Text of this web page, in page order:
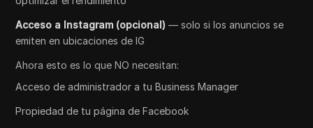
Acceso a Instagram (opcional) — solo si los anuncios se
emiten en ubicaciones de IG
Ahora esto es lo que NO necesitan:
Acceso de administrador a tu Business Manager
Propiedad de tu página de Facebook